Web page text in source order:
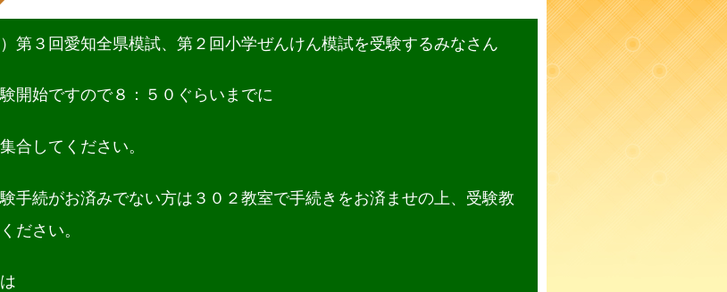
第３回愛知全県模試、第２回小学ぜんけん模試を受験するみなさん
開始ですので８：５０ぐらいまでに
合してください。
手続がお済みでない方は３０２教室で手続きをお済ませの上、受験教
ださい。